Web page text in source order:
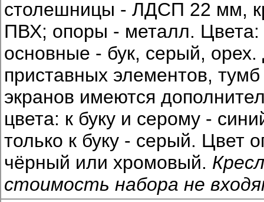
столешницы - ЛДСП 22 мм,
ПВХ; опоры - металл. Цвета:
основные - бук, серый, орех.
приставных элементов,
экранов имеются
цвета: к буку и серому -
только к буку - серый. Цвет
чёрный или хромовый.
стоимость набора не